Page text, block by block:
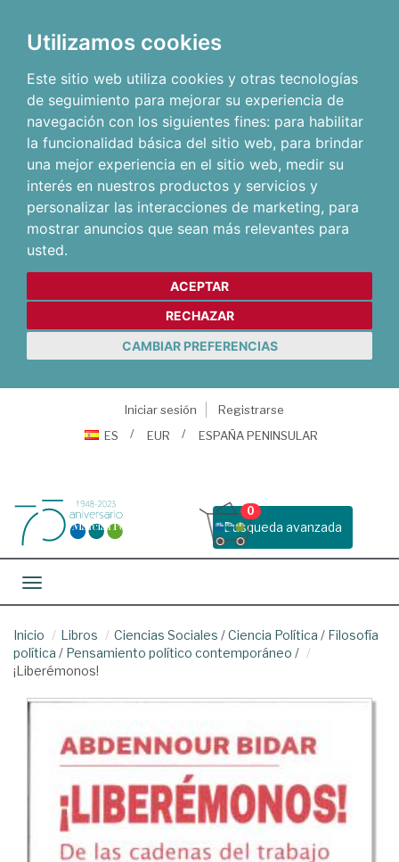
Utilizamos cookies
Este sitio web utiliza cookies y otras tecnologías
de seguimiento para mejorar su experiencia de
navegación con los siguientes fines: para habilitar
la funcionalidad básica del sitio web, para brindar
una mejor experiencia en el sitio web, medir su
interés en nuestros productos y servicios y
personalizar las interacciones de marketing, para
mostrar anuncios que sean más relevantes para
usted.
ACEPTAR
RECHAZAR
CAMBIAR PREFERENCIAS
Iniciar sesión
Registrarse
ES
EUR ESPAÑA PENINSULAR
Busqueda avanzada
0
Toggle navigation
Inicio Libros Ciencias Sociales /Ciencia Política / Filosofía
política / Pensamiento político contemporáneo /
¡Liberémonos!